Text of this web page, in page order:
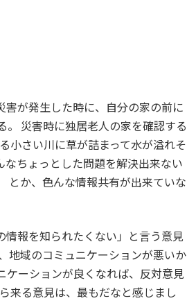
害が発生した時に、自分の家の前に
。 災害時に独居老人の家を確認する
小さい川に草が詰まって水が溢れそ
なちょっとした問題を解決出来ない
とか、色んな情報共有が出来ていな
報を知られたくない」と言う意見
地域のコミュニケーションが悪いか
ケーションが良くなれば、反対意見
来る意見は、最もだなと感じまし